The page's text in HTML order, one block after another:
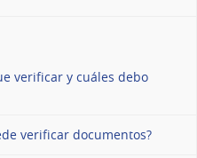
verificar y cuáles debo
verificar documentos?